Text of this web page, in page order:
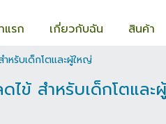
แรก เกี่ยวกับฉัน สินค้า
หรับเด็กโตและผู้ใหญ่
ไข้ สำหรับเด็กโตและ